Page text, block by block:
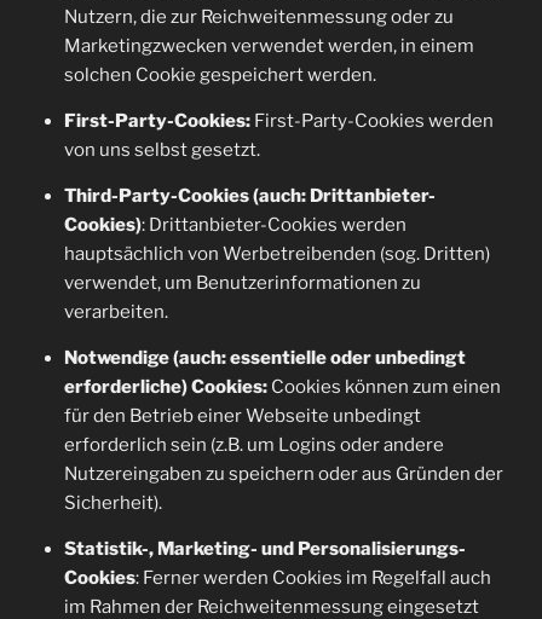
Nutzern, die zur Reichweitenmessung oder zu
Marketingzwecken verwendet werden, in einem
solchen Cookie gespeichert werden.
First-Party-Cookies:First-Party-Cookies werden
von uns selbst gesetzt.
Third-Party-Cookies (auch: Drittanbieter-
Cookies): Drittanbieter-Cookies werden
hauptsächlich von Werbetreibenden (sog. Dritten)
verwendet, um Benutzerinformationen zu
verarbeiten.
Notwendige (auch: essentielle oder unbedingt
erforderliche) Cookies:Cookies können zum einen
für den Betrieb einer Webseite unbedingt
erforderlich sein (z.B. um Logins oder andere
Nutzereingaben zu speichern oder aus Gründen der
Sicherheit).
Statistik-, Marketing- und Personalisierungs-
Cookies: Ferner werden Cookies im Regelfall auch
im Rahmen der Reichweitenmessung eingesetzt